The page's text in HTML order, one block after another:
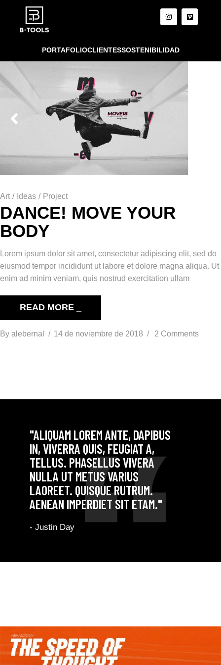
PORTAFOLIOCLIENTESSOSTENIBILIDAD
Art / Ideas / Project
DANCE! MOVE YOUR
BODY
Lorem ipsum dolor sit amet, consectetur adipiscing elit, sed do
eiusmod tempor incididunt ut labore et dolore magna aliqua. Ut
enim ad minim veniam, quis nostrud exercitation ullam
READ MORE _
By alebernal 14 de noviembre de 2018 2 Comments
"ALIQUAM LOREM ANTE, DAPIBUS
IN, VIVERRA QUIS, FEUGIAT A,
TELLUS. PHASELLUS VIVERA
NULLA UT METUS VARIUS
LAOREET. QUISQUE RUTRUM.
AENEAN IMPERDIET SIT ETAM."
- Justin Day